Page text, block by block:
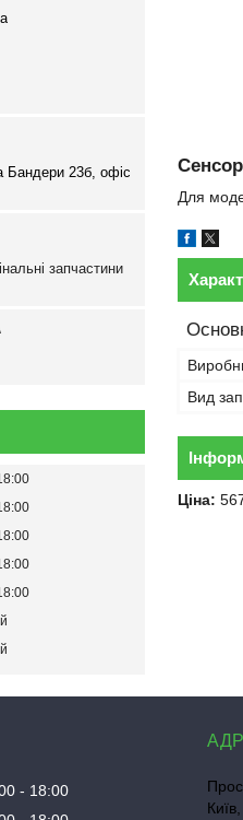
Для
Вид
Ціна:
Бандери 23б, офіс
запчастини
18:00